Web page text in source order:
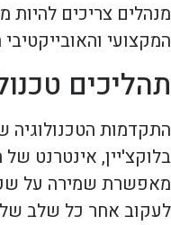
מנהלים צריכים
המקצועי
תהליכים
התקדמות הטכנולוגיה
מאפשרת שמירה על
לעקוב אחר כל שלב של